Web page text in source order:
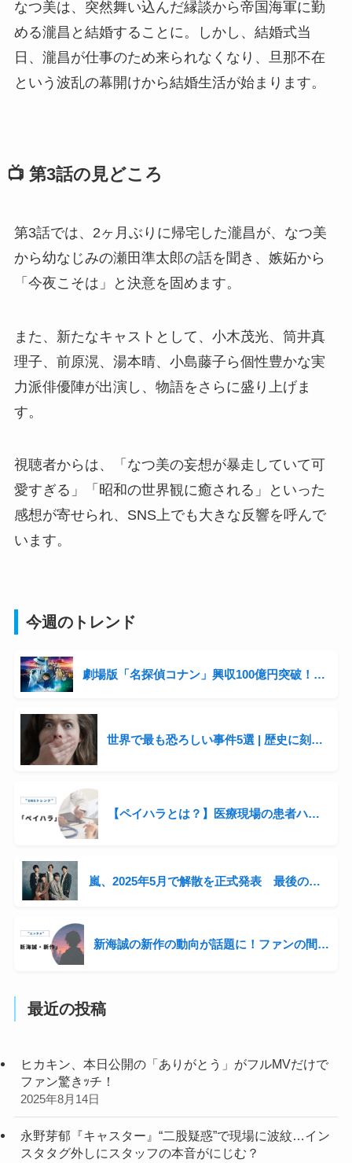
なつ美は、突然舞い込んだ縁談から帝国海軍に勤
める瀧昌と結婚することに。しかし、結婚式当
日、瀧昌が仕事のため来られなくなり、旦那不在
という波乱の幕開けから結婚生活が始まります。
📺 第3話の見どころ
第3話では、2ヶ月ぶりに帰宅した瀧昌が、なつ美
から幼なじみの瀬田準太郎の話を聞き、嫉妬から
「今夜こそは」と決意を固めます。
また、新たなキャストとして、小木茂光、筒井真
理子、前原滉、湯本晴、小島藤子ら個性豊かな実
力派俳優陣が出演し、物語をさらに盛り上げま
す。
視聴者からは、「なつ美の妄想が暴走していて可
愛すぎる」「昭和の世界観に癒される」といった
感想が寄せられ、SNS上でも大きな反響を呼んで
います。
今週のトレンド
劇場版「名探偵コナン」興収100億円突破！シリーズ3年連続の快挙と青山剛昌の収入事情に迫る
世界で最も恐ろしい事件5選 | 歴史に刻まれた衝撃の出来事
【ペイハラとは？】医療現場の患者ハラスメントが話題に
嵐、2025年5月で解散を正式発表 最後の全国ツアー開催へ「感謝を直接伝えたい」
新海誠の新作の動向が話題に！ファンの間では“次回作”をにおわせる声も…
最近の投稿
ヒカキン、本日公開の「ありがとう」がフルMVだけで
ファン驚きｯチ！
2025年8月14日
永野芽郁『キャスター』“二股疑惑”で現場に波紋…イン
スタタグ外しにスタッフの本音がにじむ？